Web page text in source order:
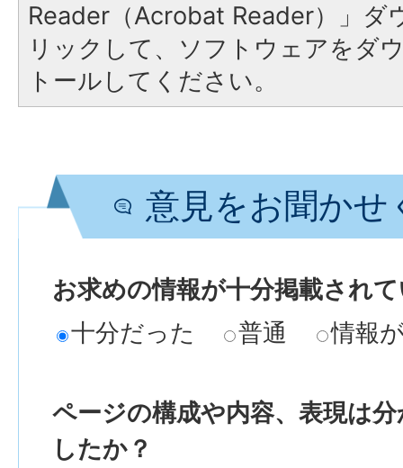
Reader（Acrobat Reader）」ダ
リックして、ソフトウェアをダ
トールしてください。
意見をお聞かせ
お求めの情報が十分掲載され
十分だった
普通 情報
ページの構成や内容、表現は
したか？